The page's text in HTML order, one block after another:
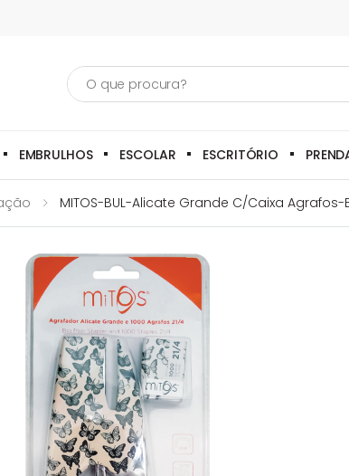
Pesquisa
EMBRULHOS ESCOLAR ESCRITÓRIO
MITOS-BUL-Alicate Grande C/caixa Agrafos-